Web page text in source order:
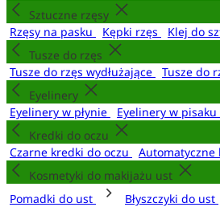
Sztuczne rzęsy
Rzęsy na pasku
Kępki rzęs
Klej do
Tusze do rzęs
Tusze do rzęs wydłużające
Tusze do
Eyelinery
Eyelinery w płynie
Eyelinery w pisaku
Kredki do oczu
Czarne kredki do oczu
Automatyczne
Kosmetyki do makijażu ust
Pomadki do ust
Błyszczyki do ust